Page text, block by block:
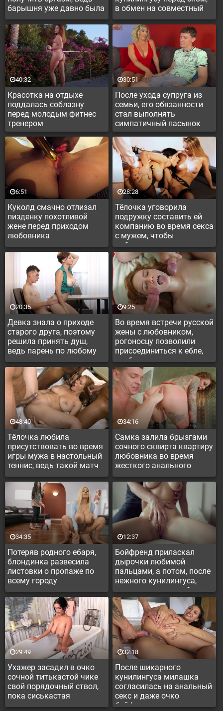
барышня уже давно была
не в настроении от
недотраха
в обмен на совместный
секс один раз в неделю
Красотка на отдыхе
поддалась соблазну
перед молодым фитнес
тренером
40:32
После ухода супруга из
семьи, его обязанности
стал выполнять
симпатичный пасынок
30:51
Куколд смачно отлизал
пизденку похотливой
жене перед приходом
любовника
6:51
Тёлочка уговорила
подружку составить ей
компанию во время секса
с мужем, чтобы
побаловать супруга
жарким тройничком
28:28
Девка знала о приходе
старого друга, поэтому
решила принять душ,
ведь парень по любому
захочет оттрахать
сексуальную русскую
бабу
20:35
Во время встречи русской
жены с любовником,
рогоносцу позволили
присоединиться к ебле,
чтобы куколд получил не
меньше удовольствия
9:25
Тёлочка любила
присутствовать во время
игры мужа в настольный
теннис, ведь такой матч
всегда завершался
горячей групповушкой с
48:40
Самка залила брызгами
сочного сквирта квартиру
любовника во время
жесткого анального
секса
34:16
Потеряв родного ебаря,
блондинка развесила
листовки о пропаже по
всему городу
34:35
Бойфренд приласкал
дырочки любимой
пальцами, а потом, после
нежного кунилингуса,
завершил приятный
процесс еблей
12:37
Ухажер засадил в очко
сочной титькастой чике
свой порядочный ствол,
пока сиськастая
принимала ванну
29:49
После шикарного
кунилингуса милашка
согласилась на анальный
секс и даже очко
бойфренду вылизала
32:18